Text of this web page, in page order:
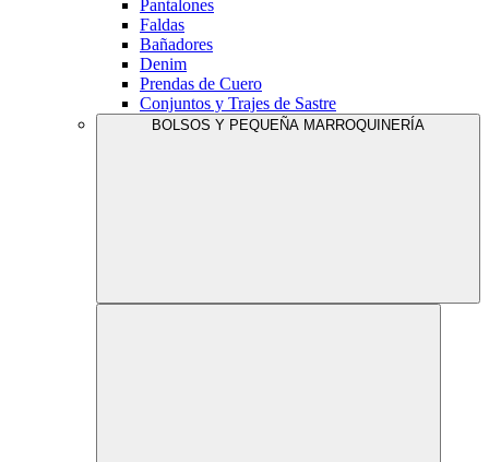
Pantalones
Faldas
Bañadores
Denim
Prendas de Cuero
Conjuntos y Trajes de Sastre
BOLSOS Y PEQUEÑA MARROQUINERÍA